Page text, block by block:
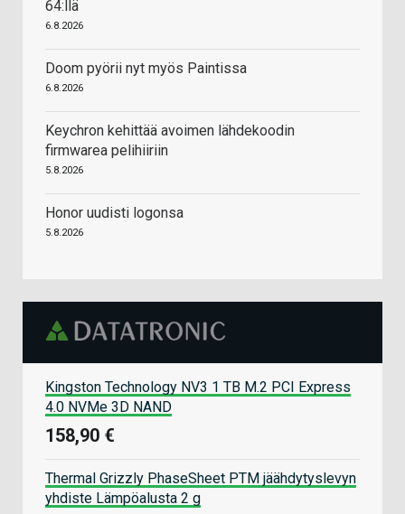
64:llä
6.8.2026
Doom pyörii nyt myös Paintissa
6.8.2026
Keychron kehittää avoimen lähdekoodin
firmwarea pelihiiriin
5.8.2026
Honor uudisti logonsa
5.8.2026
Kingston Technology NV3 1 TB M.2 PCI Express
4.0 NVMe 3D NAND
158,90 €
Thermal Grizzly PhaseSheet PTM jäähdytyslevyn
yhdiste Lämpöalusta 2 g